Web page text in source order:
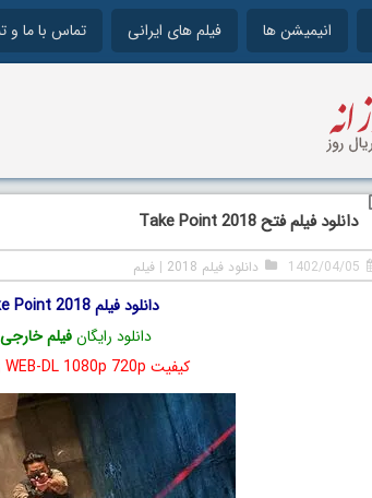
انیمیشن ها فیلم های ایرانی تماس با ما و
دانلود فیلم فتح Take Point 2018
1402/04/05 دانلود فیلم 2018 | فیلم
دانلود فیلم Take Point 2018 با لینک مستقیم
دانلود رایگانفیلم
کیفیت WEB-DL 1080p 720p زیررنویس فارسی چسبیده